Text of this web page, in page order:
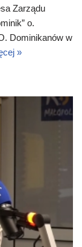
Zarządu
o.
Dominikanów w
»